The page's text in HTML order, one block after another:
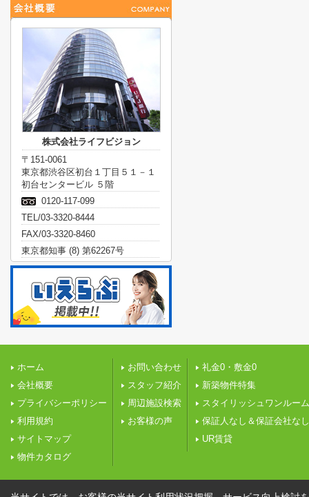
株式会社ライフビジョン
〒151-0061
東京都渋谷区初台１丁目５１－１
初台センタービル ５階
0120-117-099
TEL/03-3320-8444
FAX/03-3320-8460
東京都知事 (8) 第62267号
ホーム
会社概要
プライバシーポリシー
利用規約
サイトマップ
物件カタログ
お問い合わせ
スタッフ紹介
周辺施設検索
お客様の声
礼金0・敷金0
新築物件特集
スタイリッシュワンルーム
保証人なし＆保証会社なし
UR賃貸